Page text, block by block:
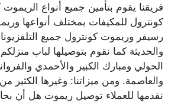
فريقنا يقوم بتأمين جميع أنواع
كونترول للمكيفات بمختلف أنواعها
رسيفر وريموت كونترول جميع
والحديثة كما نقوم بتوصيلها لباب
الحولي ومبارك الكبير والأحمدي
والعاصمة. ومن ميزاتنا: وغيرها الكثير
نقدمها للعملاء توصيل ريموت هل أن